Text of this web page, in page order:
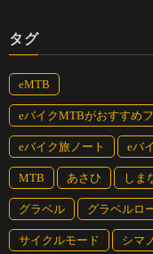
タグ
eMTB
eバイクMTBがおすすめ
eバイク旅ノート eバ
MTB あさひ しま
グラベル グラベルロ
サイクルモード シマ